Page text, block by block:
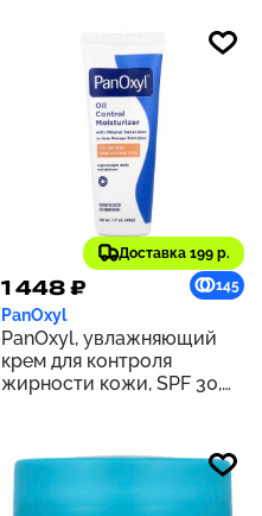
Доставка 199 р.
1 448 ₽ 145
PanOxyl
PanOxyl, увлажняющий
крем для контроля
жирности кожи, SPF 30,